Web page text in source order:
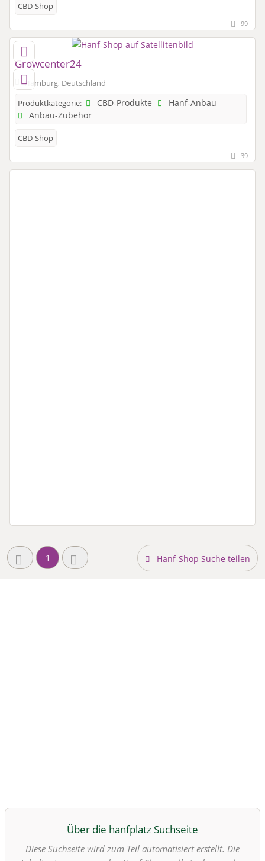
CBD-Shop
99
Growcenter24
Hamburg, Deutschland
Produktkategorie:
CBD-Produkte
Hanf-Anbau
Anbau-Zubehör
CBD-Shop
39
1 Hanf-Shop Suche teilen
Über die hanfplatz Suchseite
Diese Suchseite wird zum Teil automatisiert erstellt. Die